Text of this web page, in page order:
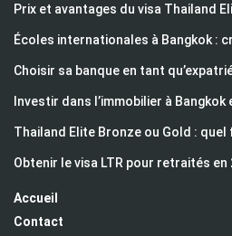
Prix et avantages du visa Thailand
Écoles internationales à Bangkok :
Choisir sa banque en tant
Investir dans l’immobilier à Bangkok
Thailand Elite Bronze ou Gold :
Obtenir le visa LTR pour retraités en
Accueil
Contact